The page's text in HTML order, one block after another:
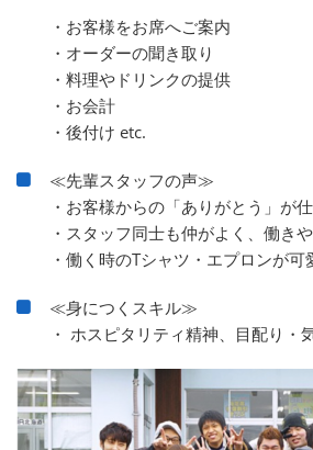
・お客様をお席へご案内
・オーダーの聞き取り
・料理やドリンクの提供
・お会計
・後付け etc.
≪先輩スタッフの声≫
・お客様からの「ありがとう」が
・スタッフ同士も仲がよく、働きや
・働く時のTシャツ・エプロンが可
≪身につくスキル≫
・ ホスピタリティ精神、目配り・